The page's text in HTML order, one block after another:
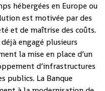
hébergées en Europe ou
est motivée par des
et de maîtrise des coûts.
engagé plusieurs
la mise en place d’un
d’infrastructures
publics. La Banque